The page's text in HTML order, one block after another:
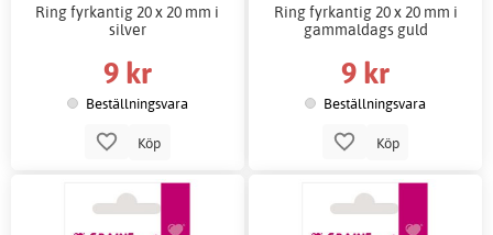
Ring fyrkantig 20 x 20 mm i
silver
9 kr
Beställningsvara
Köp
Ring fyrkantig 20 x 20 mm i
gammaldags guld
9 kr
Beställningsvara
Köp